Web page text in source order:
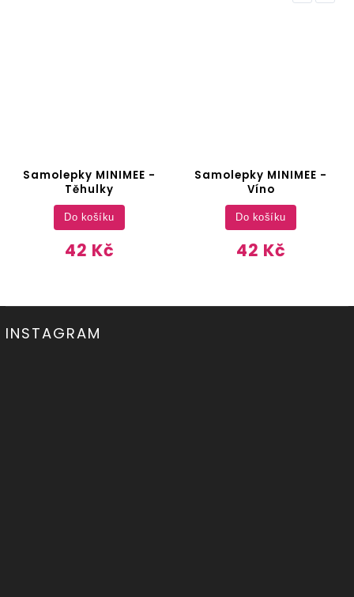
Samolepky MINIMEE -
Těhulky
42 Kč
Do košíku
Samolepky MINIMEE -
Víno
42 Kč
Do košíku
INSTAGRAM